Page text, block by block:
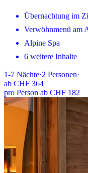
Übernachtung im
Verwöhnmenü am
Alpine Spa
6 weitere Inhalte
1-7 Nächte·2 Personen·
ab CHF 364
pro Person ab CHF 182